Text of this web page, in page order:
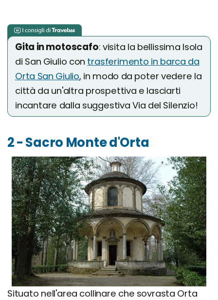
Gita in motoscafo: visita la bellissima Isola
di San Giulio con trasferimento in barca da
Orta San Giulio, in modo da poter vedere la
città da un'altra prospettiva e lasciarti
incantare dalla suggestiva Via del Silenzio!
2 - Sacro Monte d'Orta
Situato nell'area collinare che sovrasta Orta